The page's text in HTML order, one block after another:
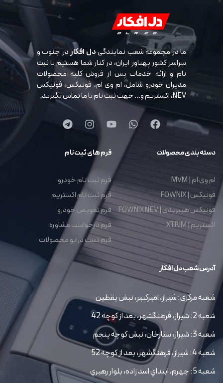
ما در مجموعه شعب نمایندگیدل افکاردر جنوب و
سراسر کشور پهناور ایران، در کنار شما هستیم با ثبت
نام و ارائه خدمات پس از فروش کلیه محصولات
مدیران خودرو شامل، ام وی ام، فونیکس، فونیکس
NEV، اکستریم و… جهت ثبت نام با ما تماس بگیرید.
دسته بندی محصولات
ام وی ام | MVM
فونیکس | FOWNIX
فونیکس هیبریدی | FOWNIX NEV
اکستریم | XTRIM
فرم های ثبت نام
فرم ثبت نام خودرو
فرم ثبت نام اکستریم
فرم تعویض خودرو
فرم درخواست مشاوره
فرم تست درایو محصولات
آدرس شعب دل افکار
شعبه مرکزی: شیراز، امیرکبیر، نبش یقطین
شعبه 2: شیراز، فرهنگشهر، بعد از کوچه 42
شعبه 3: شیراز، ستارخان، نبش کوچه پنجم
شعبه 4: شیراز، فرهنگشهر، بعد از کوچه 52
شعبه 5: جهرم، ابتداي اسد زاده، بلوار رهبري